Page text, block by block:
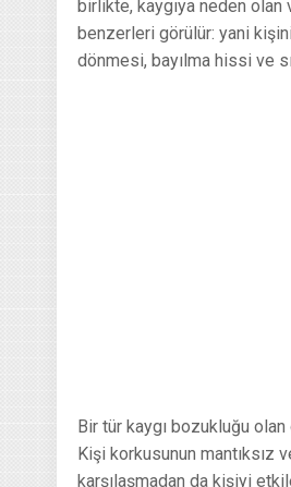
birlikte, kaygıya neden
benzerleri görülür: yani
dönmesi, bayılma hissi ve
Bir tür kaygı bozukluğu
Kişi korkusunun mantıksız
karşılaşmadan da kişiyi